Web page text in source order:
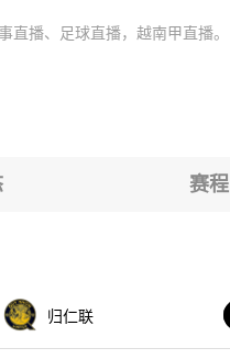
播、足球直播，越南甲直播。
赛程
归仁联